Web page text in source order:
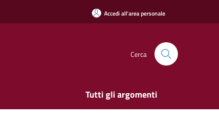
Accedi all'area personale
Cerca
Tutti gli argomenti